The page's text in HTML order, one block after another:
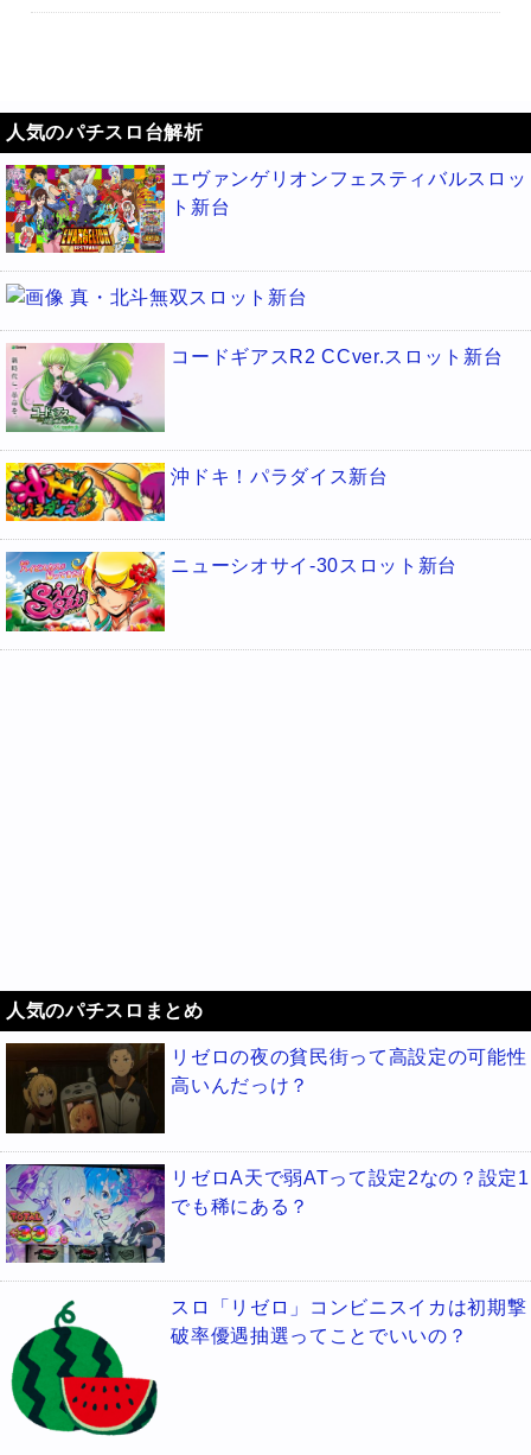
人気のパチスロ台解析
エヴァンゲリオンフェスティバルスロッ
ト新台
真・北斗無双スロット新台
コードギアスR2 CCver.スロット新台
沖ドキ！パラダイス新台
ニューシオサイ-30スロット新台
人気のパチスロまとめ
リゼロの夜の貧民街って高設定の可能性
高いんだっけ？
リゼロA天で弱ATって設定2なの？設定1
でも稀にある？
スロ「リゼロ」コンビニスイカは初期撃
破率優遇抽選ってことでいいの？